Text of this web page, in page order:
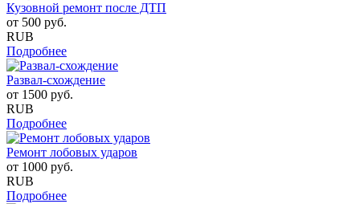
Кузовной ремонт после ДТП
от 500 руб.
RUB
Подробнее
Развал-схождение
от 1500 руб.
RUB
Подробнее
Ремонт лобовых ударов
от 1000 руб.
RUB
Подробнее